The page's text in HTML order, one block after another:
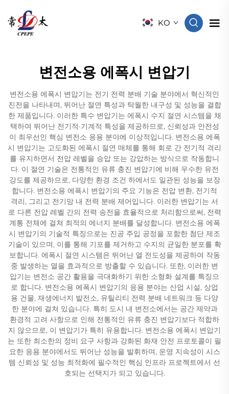
KO
변전소용 에폭시 변압기
변전소용 에폭시 변압기는 전기 전력 분배 기술 분야에서 혁신적인
진전을 나타내며, 뛰어난 절연 특성과 탁월한 내구성 및 성능을 결합
한 제품입니다. 이러한 특수 변압기는 에폭시 수지 절연 시스템을 채
택하여 뛰어난 전기적·기계적 특성을 제공하므로, 신뢰성과 안전성
이 최우선인 핵심 변전소 응용 분야에 이상적입니다. 변전소용 에폭
시 변압기는 고도화된 에폭시 절연 매체를 통해 회로 간 전기적 격리
를 유지하면서 전압 레벨을 승압 또는 강압하는 방식으로 작동합니
다. 이 절연 기술은 전통적인 유류 충진 변압기에 비해 우수한 유전
강도를 제공하므로, 다양한 환경 조건 하에서도 일관된 성능을 보장
합니다. 변전소용 에폭시 변압기의 주요 기능은 전압 변환, 전기적
격리, 그리고 전기망 내 전력 분배 제어입니다. 이러한 변압기는 서
로 다른 전압 레벨 간의 전력 송전을 효율적으로 처리함으로써, 전력
계통 전체에 걸쳐 최적의 에너지 분배를 달성합니다. 변전소용 에폭
시 변압기의 기술적 특징으로는 진공 주입 공정을 포함한 첨단 제조
기술이 있으며, 이를 통해 기포를 제거하고 수지의 균일한 분포를 확
보합니다. 에폭시 절연 시스템은 뛰어난 열 전도성을 제공하여 작동
중 발생하는 열을 효과적으로 방출할 수 있습니다. 또한, 이러한 변
압기는 변전소 공간 활용을 극대화하기 위한 소형화 설계를 특징으
로 합니다. 변전소용 에폭시 변압기의 응용 분야는 산업 시설, 상업
용 건물, 재생에너지 발전소, 유틸리티 전력 분배 네트워크 등 다양
한 분야에 걸쳐 있습니다. 특히 도시 내 변전소에서는 공간 제약과
환경적 고려 사항으로 인해 전통적인 유류 충진 변압기보다 적합하
지 않으므로, 이 변압기가 특히 유용합니다. 변전소용 에폭시 변압기
는 또한 최소한의 정비 요구 사항과 강화된 화재 안전 프로토콜이 필
요한 응용 분야에서도 뛰어난 성능을 발휘하며, 운영 지속성이 시스
템 신뢰성 및 성능 최적화에 필수적인 핵심 인프라 프로젝트에서 선
호되는 선택지가 되고 있습니다.